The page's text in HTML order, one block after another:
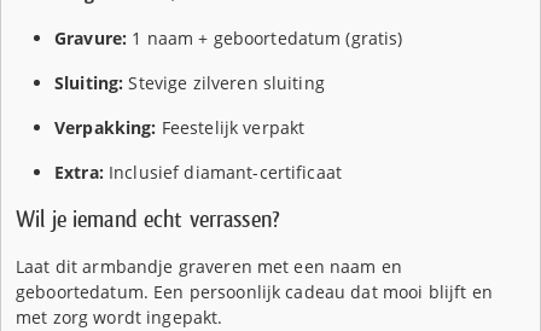
Gravure: 1 naam + geboortedatum (gratis)
Sluiting: Stevige zilveren sluiting
Verpakking: Feestelijk verpakt
Extra: Inclusief diamant-certificaat
Wil je iemand echt verrassen?
Laat dit armbandje graveren met een naam en
geboortedatum. Een persoonlijk cadeau dat mooi blijft en
met zorg wordt ingepakt.